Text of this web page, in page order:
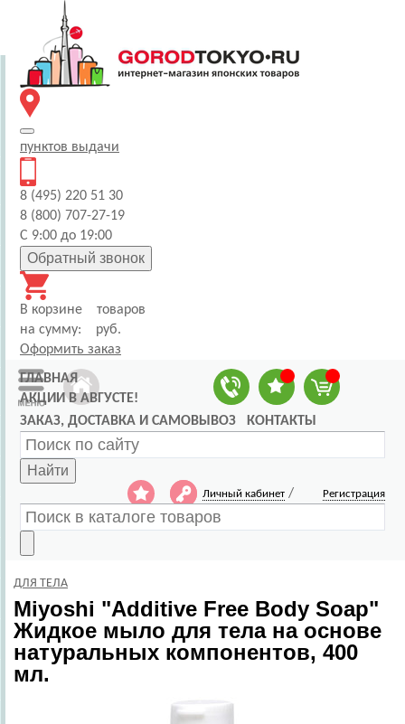
пунктов выдачи
8 (495) 220 51 30
8 (800) 707-27-19
С 9:00 до 19:00
Обратный звонок
В корзине
товаров
на сумму:
руб.
Оформить заказ
ГЛАВНАЯ
АКЦИИ В АВГУСТЕ!
ЗАКАЗ, ДОСТАВКА И САМОВЫВОЗ
КОНТАКТЫ
Найти
Личный кабинет / Регистрация
ДЛЯ ТЕЛА
Miyoshi "Additive Free Body Soap"
Жидкое мыло для тела на основе
натуральных компонентов, 400
мл.